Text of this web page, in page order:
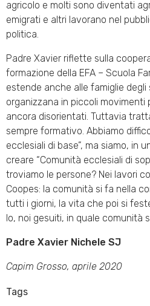
agricolo e molti sono diventati
emigrati e altri lavorano nel
politica.
Padre Xavier riflette sulla
formazione della EFA – Scuola
estende anche alle famiglie
organizzana in piccoli movimenti
ancora disorientati. Tuttavia
sempre formativo. Abbiamo
ecclesiali di base”, ma siamo, in
creare “Comunità ecclesiali di
troviamo le persone? Nei lavori
Coopes: la comunità si fa nella
tutti i giorni, la vita che poi si
Io, noi gesuiti, in quale comunità
Padre Xavier Nichele SJ
Capim Grosso, aprile 2020
Tags